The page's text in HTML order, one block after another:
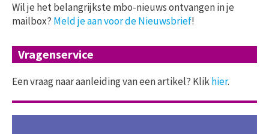
Wil je het belangrijkste mbo-nieuws ontvangen in je
mailbox? Meld je aan voor de Nieuwsbrief!
Vragenservice
Een vraag naar aanleiding van een artikel? Klikhier.